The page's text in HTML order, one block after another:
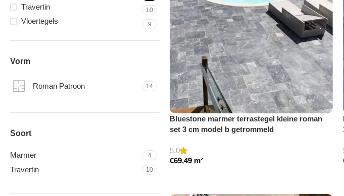
Travertin 10
Vloertegels 9
Vorm
Roman Patroon 14
Soort
Marmer 4
Travertin 10
Bluestone marmer terrastegel kleine roman
set 3 cm model b getrommeld
5.0
€69,49 m²